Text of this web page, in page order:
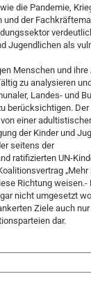
die Pandemie,
der
Jugendlichen als
Menschen und
zu analysieren
Landes- und
berücksichtigen.
einer
der Kinder und
seitens der
ratifizierten UN-
Richtung weisen.-
nicht umgesetzt
Ziele auch
dar.